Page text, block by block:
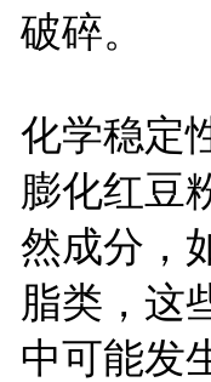
破碎。
化学稳定
膨化红豆
然成分，
脂类，这
中可能发